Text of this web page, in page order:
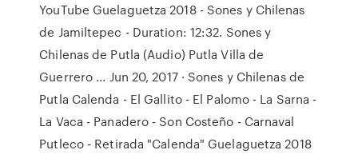
YouTube Guelaguetza 2018 - Sones y Chilenas
de Jamiltepec - Duration: 12:32. Sones y
Chilenas de Putla (Audio) Putla Villa de
Guerrero ... Jun 20, 2017 · Sones y Chilenas de
Putla Calenda - El Gallito - El Palomo - La Sarna -
La Vaca - Panadero - Son Costeño - Carnaval
Putleco - Retirada "Calenda" Guelaguetza 2018